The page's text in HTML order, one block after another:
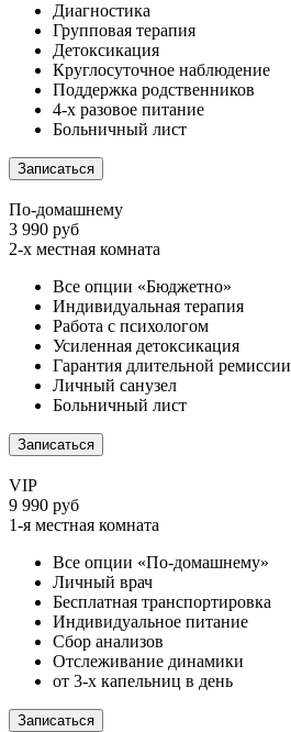
Диагностика
Групповая терапия
Детоксикация
Круглосуточное наблюдение
Поддержка родственников
4-х разовое питание
Больничный лист
Записаться
По-домашнему
3 990 руб
2-х местная комната
Все опции «Бюджетно»
Индивидуальная терапия
Работа с психологом
Усиленная детоксикация
Гарантия длительной ремиссии
Личный санузел
Больничный лист
Записаться
VIP
9 990 руб
1-я местная комната
Все опции «По-домашнему»
Личный врач
Бесплатная транспортировка
Индивидуальное питание
Сбор анализов
Отслеживание динамики
от 3-х капельниц в день
Записаться